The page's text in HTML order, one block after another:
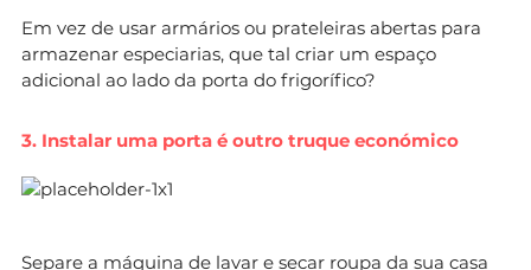
Em vez de usar armários ou prateleiras abertas para
armazenar especiarias, que tal criar um espaço
adicional ao lado da porta do frigorífico?
3. Instalar uma porta é outro truque económico
Separe a máquina de lavar e secar roupa da sua casa